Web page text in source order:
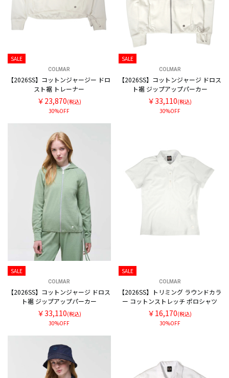
SALE
COLMAR
【2026SS】コットンジャージー ドロ
スト裾 トレーナー
￥23,870(税込)
30%OFF
SALE
COLMAR
【2026SS】コットンジャージ ドロス
ト裾 ジップアップパーカー
￥33,110(税込)
30%OFF
SALE
COLMAR
【2026SS】コットンジャージ ドロス
ト裾 ジップアップパーカー
￥33,110(税込)
30%OFF
SALE
COLMAR
【2026SS】トリミング ラウンドカラ
ー コットンストレッチ ポロシャツ
￥16,170(税込)
30%OFF